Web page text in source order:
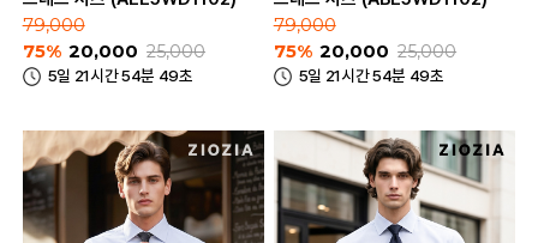
79,000
75% 20,000 25,000
5일 21시간 54분 49초
79,000
75% 20,000 25,000
5일 21시간 54분 49초